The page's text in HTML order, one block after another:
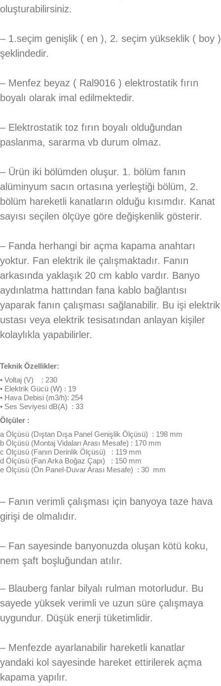
oluşturabilirsiniz.
– 1.seçim genişlik ( en ), 2. seçim yükseklik ( boy )
şeklindedir.
– Menfez beyaz ( Ral9016 ) elektrostatik fırın
boyalı olarak imal edilmektedir.
– Elektrostatik toz fırın boyalı olduğundan
paslanma, sararma vb durum olmaz.
– Ürün iki bölümden oluşur. 1. bölüm fanın
alüminyum sacın ortasına yerleştiği bölüm, 2.
bölüm hareketli kanatların olduğu kısımdır. Kanat
sayısı seçilen ölçüye göre değişkenlik gösterir.
– Fanda herhangi bir açma kapama anahtarı
yoktur. Fan elektrik ile çalışmaktadır. Fanın
arkasında yaklaşık 20 cm kablo vardır. Banyo
aydınlatma hattından fana kablo bağlantısı
yaparak fanın çalışması sağlanabilir. Bu işi elektrik
ustası veya elektrik tesisatından anlayan kişiler
kolaylıkla yapabilirler.
Teknik Özellikler:
• Voltaj (V) : 230
• Elektrik Gücü (W) : 19
• Hava Debisi (m3/h): 254
• Ses Seviyesi dB(A) : 33
Ölçüler :
a Ölçüsü (Dıştan Dışa Panel Genişlik Ölçüsü) : 198 mm
b Ölçüsü (Montaj Vidaları Arası Mesafe) : 170 mm
c Ölçüsü (Fanın Derinlik Ölçüsü) : 119 mm
d Ölçüsü (Fan Arka Boğaz Çapı) : 150 mm
e Ölçüsü (Ön Panel-Duvar Arası Mesafe) : 30 mm
– Fanın verimli çalışması için banyoya taze hava
girişi de olmalıdır.
– Fan sayesinde banyonuzda oluşan kötü koku,
nem şaft boşluğundan atılır.
– Blauberg fanlar bilyalı rulman motorludur. Bu
sayede yüksek verimli ve uzun süre çalışmaya
uygundur. Düşük enerji tüketimlidir.
– Menfezde ayarlanabilir hareketli kanatlar
yandaki kol sayesinde hareket ettirilerek açma
kapama yapılır.